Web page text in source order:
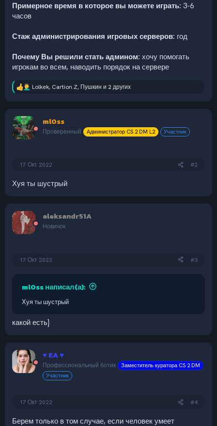
Примерное время в которое вы можете играть: 3-6
часов
Стаж администрирования игровых серверов: год
Почему Вы решили стать админом: хочу помогать
игрокам во всем, наводить порядок на сервере
Р
ц
и
и
Lolkek, Cartion.Z, Пушкин и 2 других
ml0ss
Проверенный Администратор CS 2 DM L2 Участник
17 Окт 2022 #2
Хуя ты шустрый
aleksandr51A
Новичок
17 Окт 2022 #3
ml0ss написал(а):
Хуя ты шустрый
какой есть}
♥ EA ♥
Профессиональный ботик
Заместитель куратора CS 2 DM
Участник
17 Окт 2022 #4
Берем только в том случае, если человек умеет